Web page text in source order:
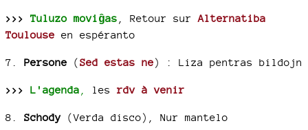
>>> Tuluzo moviĝas , Retour sur Alternatiba
Toulouse en espéranto
7. Persone (Sed estas ne) : Liza pentras bildojn
>>> L'agenda les rdv à venir
8. Schody (Verda disco) , Nur mantelo